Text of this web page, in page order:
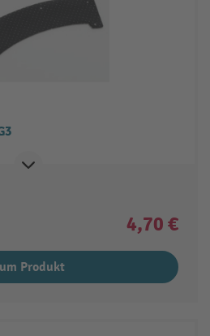
4,70 €
Produkt